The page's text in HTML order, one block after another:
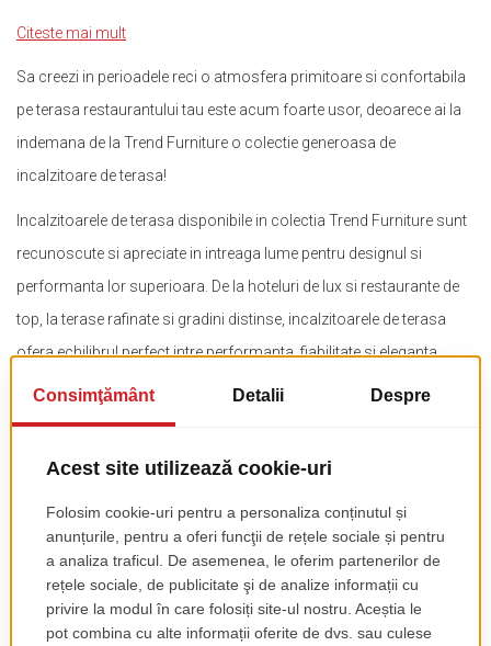
Citeste mai mult
Sa creezi in perioadele reci o atmosfera primitoare si confortabila
pe terasa restaurantului tau este acum foarte usor, deoarece ai la
indemana de la Trend Furniture o colectie generoasa de
incalzitoare de terasa!
Incalzitoarele de terasa disponibile in colectia Trend Furniture sunt
recunoscute si apreciate in intreaga lume pentru designul si
performanta lor superioara. De la hoteluri de lux si restaurante de
top, la terase rafinate si gradini distinse, incalzitoarele de terasa
ofera echilibrul perfect intre performanta, fiabilitate si eleganta.
Ce sunt incalzitoarele de terasa?
Incalzitoarele pentru terasa sunt o modalitate moderna si eficienta
cafenelelor, barurilor sau ale gradinilor de vara. Incalzitoarele
asigura confortul clientilor, protejandu-i de frig, prelungesc
folosirea terasei chiar si in zilele cand temperaturile sunt foarte
scazute si creeaza o ambianta intima, placuta, care indeamna